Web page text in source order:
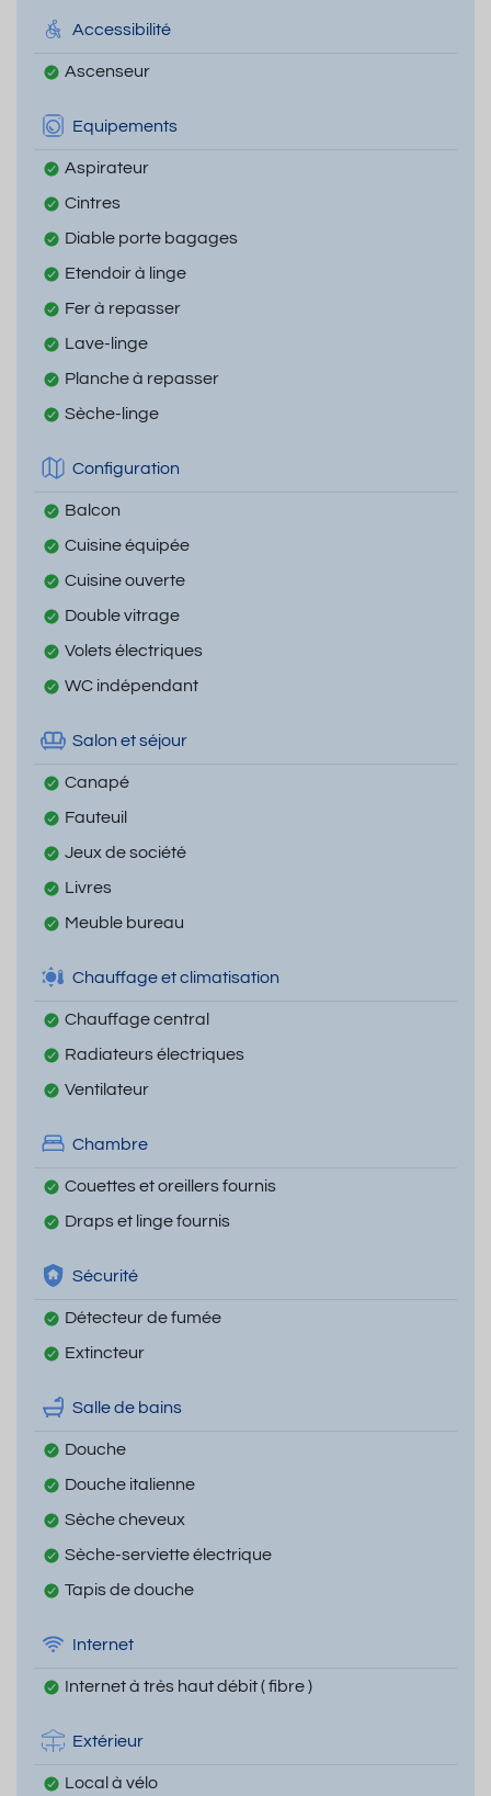
Accessibilité
Ascenseur
Equipements
Aspirateur
Cintres
Diable porte bagages
Etendoir à linge
Fer à repasser
Lave-linge
Planche à repasser
Sèche-linge
Configuration
Balcon
Cuisine équipée
Cuisine ouverte
Double vitrage
Volets électriques
WC indépendant
Salon et séjour
Canapé
Fauteuil
Jeux de société
Livres
Meuble bureau
Chauffage et climatisation
Chauffage central
Radiateurs électriques
Ventilateur
Chambre
Couettes et oreillers fournis
Draps et linge fournis
Sécurité
Détecteur de fumée
Extincteur
Salle de bains
Douche
Douche italienne
Sèche cheveux
Sèche-serviette électrique
Tapis de douche
Internet
Internet à très haut débit ( fibre )
Extérieur
Local à vélo